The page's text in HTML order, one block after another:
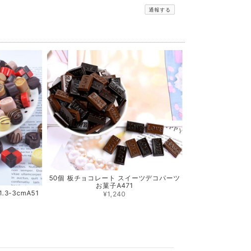
通報する
3cmA51
50個 板チョコレート スイーツデコパーツ
お菓子A471
¥1,240